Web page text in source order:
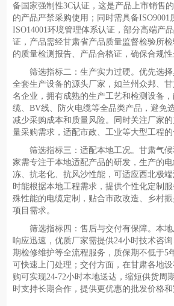
备国家强制性3C认证，这是产品上市销售
的产品严禁采购使用；同时需具备ISO9001
ISO14001环境管理体系认证，部分高端产
证，产品需经甘肃省产品质量监督检验所
的质量检测报告、产品合格证，确保合规性
筛选指标二：生产实力过硬。优先选择
全套生产设备的源头厂家，如兰州众邦、
名企业，拥有成熟的生产工艺和检测设备
缆、BV线、防火电缆等全品类产品，避免
减少采购成本和质量风险。同时关注厂家
量采购需求，适配市政、工业等大型工程的
筛选指标三：适配本地工况。甘肃气候
家需专注于本地适配产品的研发，生产的
冻、抗老化、抗风沙性能，可适应西北极
时能根据本地工程需求，提供个性化定制
殊性能的电缆定制，贴合市政改造、乡村
项目需求。
筛选指标四：售后与交付有保障。本地
响应迅速，优质厂家需提供24小时技术咨
期检修维护等全流程服务，质保期不低于5
可快速上门处理；交付方面，在甘肃各地
购可实现24-72小时本地送达，缩短供货周
时支持长期合作，提供更优惠的批发价格和